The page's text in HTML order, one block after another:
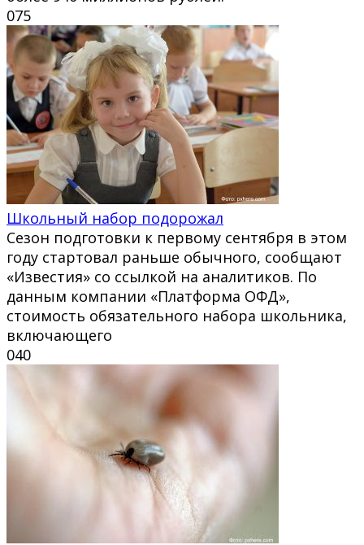
075
Школьный набор подорожал
Сезон подготовки к первому сентября в этом
году стартовал раньше обычного, сообщают
«Известия» со ссылкой на аналитиков. По
данным компании «Платформа ОФД»,
стоимость обязательного набора школьника,
включающего
040